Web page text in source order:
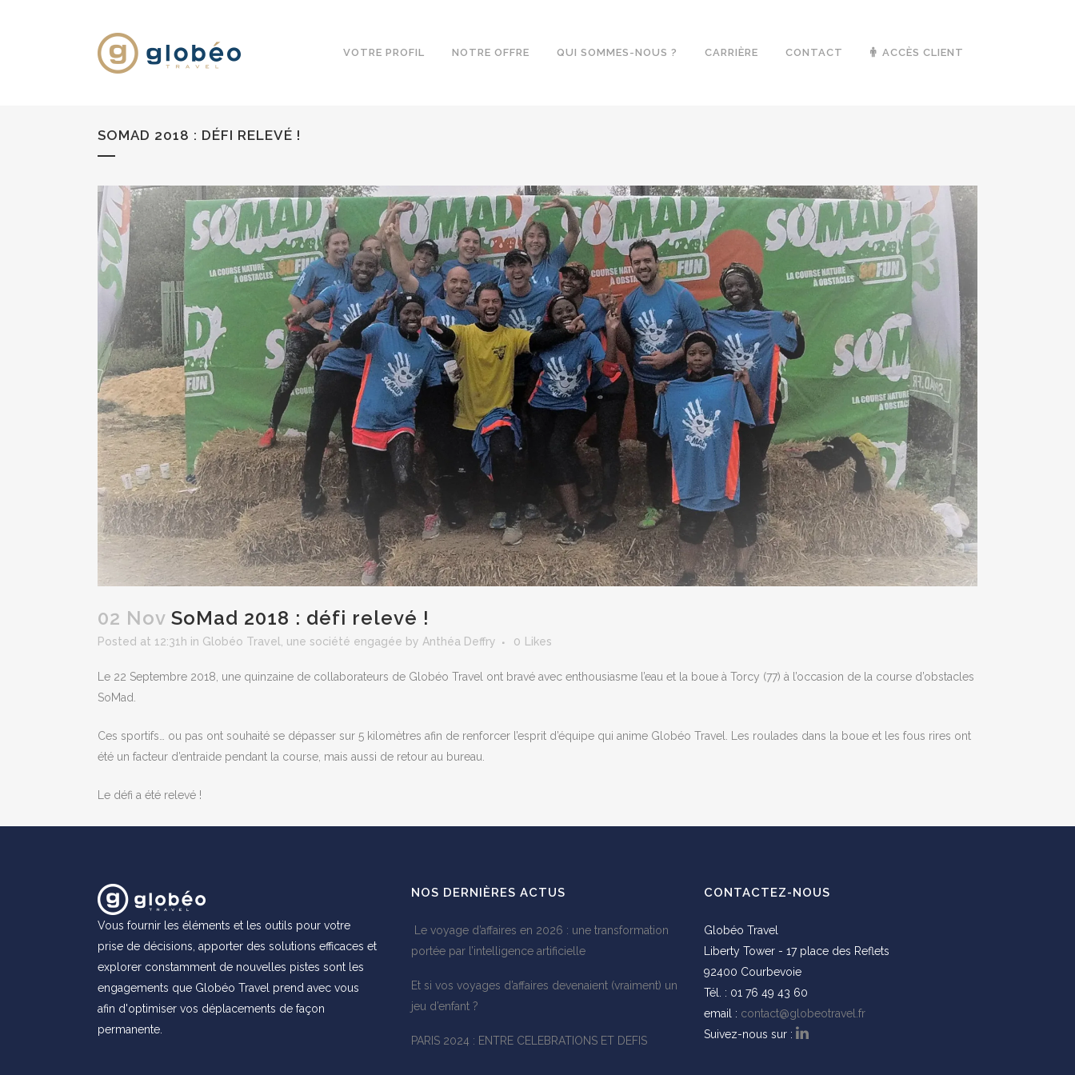
VOTRE PROFIL NOTRE OFFRE QUI SOMMES-NOUS ? CARRIÈRE CONTACT ACCÈS CLIENT
SOMAD 2018 : DÉFI RELEVÉ !
02 Nov SoMad 2018 : défi relevé !
Posted at 12:31h in Globéo Travel, une société engagée by Anthéa Deffry 0 Likes
Le 22 Septembre 2018, une quinzaine de collaborateurs de Globéo Travel ont bravé avec enthousiasme l’eau et la boue à Torcy (77) à l’occasion de la course d’obstacles
SoMad.
Ces sportifs… ou pas ont souhaité se dépasser sur 5 kilomètres afin de renforcer l’esprit d’équipe qui anime Globéo Travel. Les roulades dans la boue et les fous rires ont
été un facteur d’entraide pendant la course, mais aussi de retour au bureau.
Le défi a été relevé !
Vous fournir les éléments et les outils pour votre
prise de décisions, apporter des solutions efficaces et
explorer constamment de nouvelles pistes sont les
engagements que Globéo Travel prend avec vous
afin d'optimiser vos déplacements de façon
permanente.
NOS DERNIÈRES ACTUS
Le voyage d’affaires en 2026 : une transformation
portée par l’intelligence artificielle
Et si vos voyages d’affaires devenaient (vraiment) un
jeu d’enfant ?
PARIS 2024 : ENTRE CELEBRATIONS ET DEFIS
CONTACTEZ-NOUS
Globéo Travel
Liberty Tower - 17 place des Reflets
92400 Courbevoie
Tél. : 01 76 49 43 60
email : contact@globeotravel.fr
Suivez-nous sur :